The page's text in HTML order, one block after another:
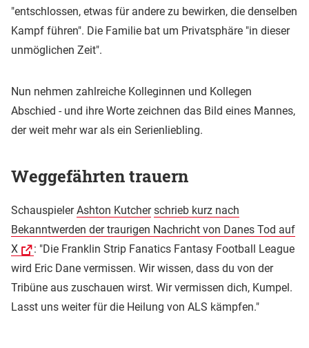
"entschlossen, etwas für andere zu bewirken, die denselben
Kampf führen". Die Familie bat um Privatsphäre "in dieser
unmöglichen Zeit".
Nun nehmen zahlreiche Kolleginnen und Kollegen
Abschied - und ihre Worte zeichnen das Bild eines Mannes,
der weit mehr war als ein Serienliebling.
Weggefährten trauern
SchauspielerAshton Kutcher schrieb kurz nach
Bekanntwerden der traurigen Nachricht von Danes Tod auf
X
: "Die Franklin Strip Fanatics Fantasy Football League
wird Eric Dane vermissen. Wir wissen, dass du von der
Tribüne aus zuschauen wirst. Wir vermissen dich, Kumpel.
Lasst uns weiter für die Heilung von ALS kämpfen."